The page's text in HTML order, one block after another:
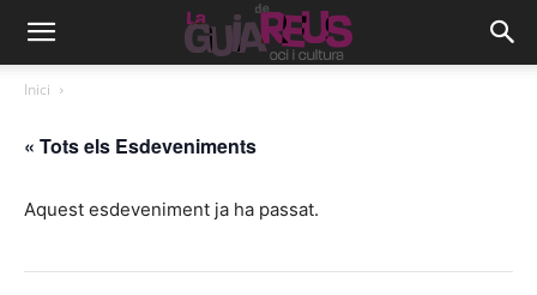
Inici
« Tots els Esdeveniments
Aquest esdeveniment ja ha passat.